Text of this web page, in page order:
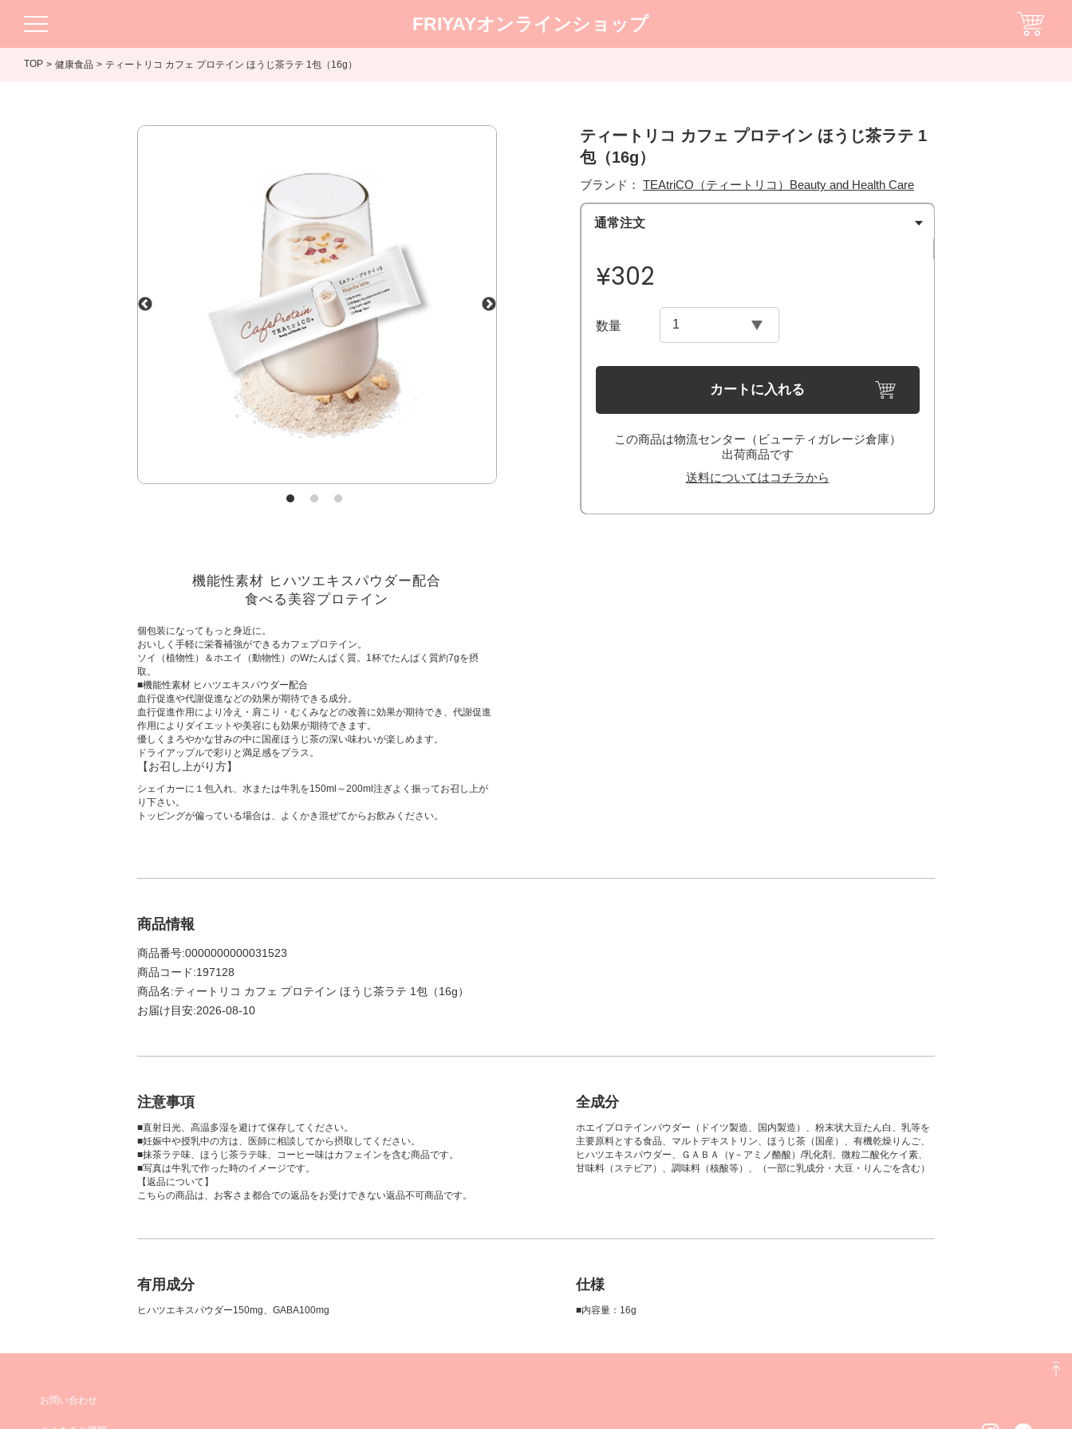
FRIYAYオンラインショップ
TOP 健康食品 ティートリコ カフェ プロテイン ほうじ茶ラテ 1包（16g）
ティートリコ カフェ プロテイン ほうじ茶ラテ 1
包（16g）
ブランド： TEAtriCO（ティートリコ）Beauty and Health Care
通常注文
¥302
数量
カートに入れる
この商品は物流センター（ビューティガレージ倉庫）
出荷商品です
送料についてはコチラから
機能性素材 ヒハツエキスパウダー配合
食べる美容プロテイン
個包装になってもっと身近に。
おいしく手軽に栄養補強ができるカフェプロテイン。
ソイ（植物性）＆ホエイ（動物性）のWたんぱく質。1杯でたんぱく質約7gを摂
取。
■機能性素材 ヒハツエキスパウダー配合
血行促進や代謝促進などの効果が期待できる成分。
血行促進作用により冷え・肩こり・むくみなどの改善に効果が期待でき、代謝促進
作用によりダイエットや美容にも効果が期待できます。
優しくまろやかな甘みの中に国産ほうじ茶の深い味わいが楽しめます。
ドライアップルで彩りと満足感をプラス。
【お召し上がり方】
シェイカーに１包入れ、水または牛乳を150ml～200ml注ぎよく振ってお召し上が
り下さい。
トッピングが偏っている場合は、よくかき混ぜてからお飲みください。
商品情報
商品番号:0000000000031523
商品コード:197128
商品名:ティートリコ カフェ プロテイン ほうじ茶ラテ 1包（16g）
お届け目安:2026-08-10
注意事項
■直射日光、高温多湿を避けて保存してください。
■妊娠中や授乳中の方は、医師に相談してから摂取してください。
■抹茶ラテ味、ほうじ茶ラテ味、コーヒー味はカフェインを含む商品です。
■写真は牛乳で作った時のイメージです。
【返品について】
こちらの商品は、お客さま都合での返品をお受けできない返品不可商品です。
全成分
ホエイプロテインパウダー（ドイツ製造、国内製造）、粉末状大豆たん白、乳等を
主要原料とする食品、マルトデキストリン、ほうじ茶（国産）、有機乾燥りんご、
ヒハツエキスパウダー、ＧＡＢＡ（γ－アミノ酪酸）/乳化剤、微粒二酸化ケイ素、
甘味料（ステビア）、調味料（核酸等）、（一部に乳成分・大豆・りんごを含む）
有用成分
ヒハツエキスパウダー150mg、GABA100mg
仕様
■内容量：16g
お問い合わせ